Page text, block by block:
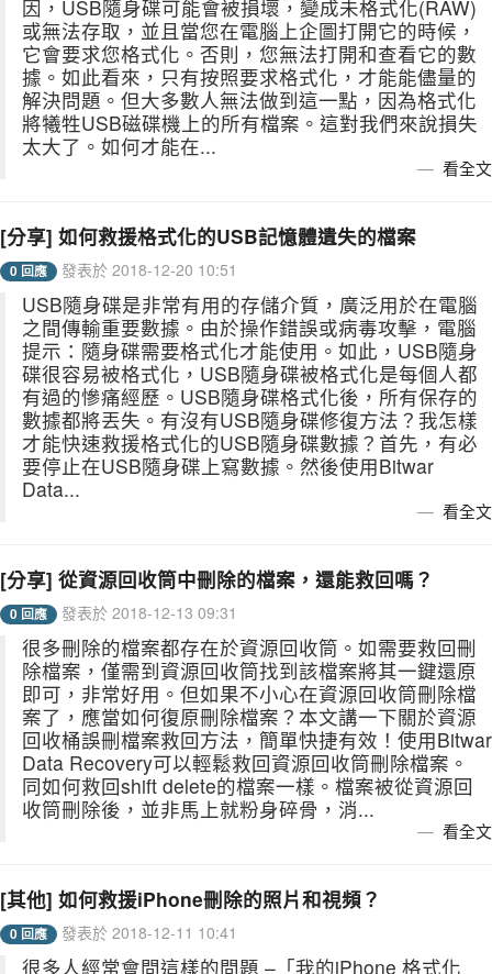
因，USB隨身碟可能會被損壞，變成未格式化(RAW)
或無法存取，並且當您在電腦上企圖打開它的時候，
它會要求您格式化。否則，您無法打開和查看它的數
據。如此看來，只有按照要求格式化，才能能儘量的
解決問題。但大多數人無法做到這一點，因為格式化
將犧牲USB磁碟機上的所有檔案。這對我們來說損失
太大了。如何才能在...
看全文
[分享] 如何救援格式化的USB記憶體遺失的檔案
0 回應 發表於 2018-12-20 10:51
USB隨身碟是非常有用的存儲介質，廣泛用於在電腦
之間傳輸重要數據。由於操作錯誤或病毒攻擊，電腦
提示：隨身碟需要格式化才能使用。如此，USB隨身
碟很容易被格式化，USB隨身碟被格式化是每個人都
有過的慘痛經歷。USB隨身碟格式化後，所有保存的
數據都將丟失。有沒有USB隨身碟修復方法？我怎樣
才能快速救援格式化的USB隨身碟數據？首先，有必
要停止在USB隨身碟上寫數據。然後使用Bitwar
Data...
看全文
[分享] 從資源回收筒中刪除的檔案，還能救回嗎？
0 回應 發表於 2018-12-13 09:31
很多刪除的檔案都存在於資源回收筒。如需要救回刪
除檔案，僅需到資源回收筒找到該檔案將其一鍵還原
即可，非常好用。但如果不小心在資源回收筒刪除檔
案了，應當如何復原刪除檔案？本文講一下關於資源
回收桶誤刪檔案救回方法，簡單快捷有效！使用Bitwar
Data Recovery可以輕鬆救回資源回收筒刪除檔案。
同如何救回shift delete的檔案一樣。檔案被從資源回
收筒刪除後，並非馬上就粉身碎骨，消...
看全文
[其他] 如何救援iPhone刪除的照片和視頻？
0 回應 發表於 2018-12-11 10:41
很多人經常會問這樣的問題 –「我的iPhone 格式化